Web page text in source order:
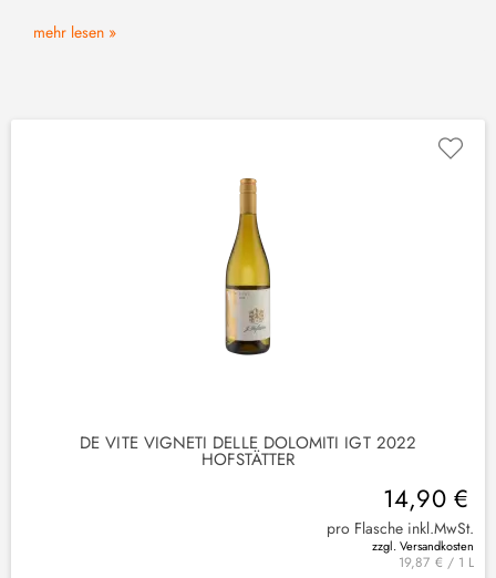
mehr lesen »
DE VITE VIGNETI DELLE DOLOMITI IGT 2022
HOFSTÄTTER
14,90 €
pro Flasche inkl.MwSt.
zzgl. Versandkosten
19,87 € / 1 L